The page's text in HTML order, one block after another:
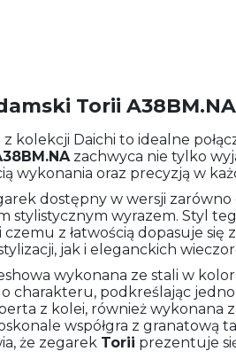
Torii A38BM.NA
z kolekcji Daichi to idealne
zachwyca nie tylko
wykonania oraz precyzją w
dostępny w wersji zarówno
stylistycznym wyrazem. Styl
czemu z łatwością dopasuje
jak i eleganckich
wykonana ze stali w
charakteru, podkreślając
z kolei, również wykonana
współgra z granatową
że zegarek Torii prezentuje